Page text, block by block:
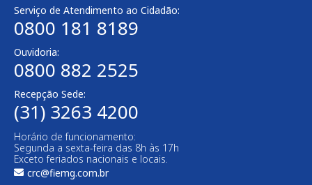
Serviço de Atendimento ao Cidadão:
0800 181 8189
Ouvidoria:
0800 882 2525​
Recepção Sede:
(31) 3263 4200
Horário de funcionamento:
Segunda a sexta-feira das 8h às 17h
Exceto feriados nacionais e locais.
crc@fiemg.com.br